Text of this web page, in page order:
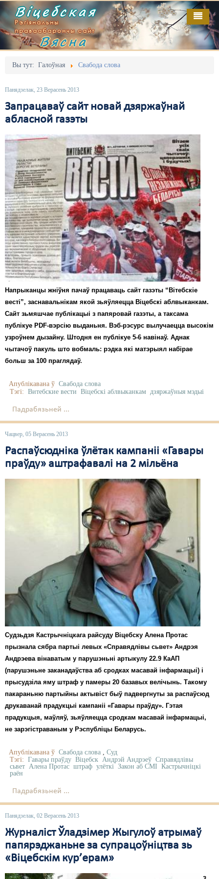
Віцебская
Рэгіянальны
праваабарончы сайт
Вясна
Вы тут: Галоўная Свабода слова
Панядзелак, 23 Верасень 2013
Запрацаваў сайт новай дзяржаўнай
абласной газэты
Напрыканцы жніўня пачаў працаваць сайт газэты “Вітебскіе
весті”, заснавальнікам якой зьяўляецца Віцебскі аблвыканкам.
Сайт зьмяшчае публікацыі з папяровай газэты, а таксама
публікуе PDF-вэрсію выданьня. Вэб-рэсурс вылучаецца высокім
узроўнем дызайну. Штодня ен публікуе 5-6 навінаў. Аднак
чытачоў пакуль што вобмаль: рэдка які матэрыял набірае
больш за 100 праглядаў.
Апублікавана ў Свабода слова
Тэгі: Витебские вести Віцебскі аблвыканкам дзяржаўныя мэдыі
Падрабязьней ...
Чацвер, 05 Верасень 2013
Распаўсюдніка ўлётак кампаніі «Гавары
праўду» аштрафавалі на 2 мільёна
Судзьдзя Кастрычніцкага райсуду Віцебску Алена Протас
прызнала сябра партыі левых «Справядлівы сьвет» Андрэя
Андрэева вінаватым у парушэньні артыкулу 22.9 КаАП
(парушэньне заканадаўства аб сродках масавай інфармацыі) і
прысудзіла яму штраф у памеры 20 базавых велічынь. Такому
пакараньню партыйны актывіст быў падвергнуты за распаўсюд
друкаванай прадукцыі кампаніі «Гавары праўду». Гэтая
прадукцыя, маўляў, зьяўляецца сродкам масавай інфармацыі,
не зарэгістраваным у Рэспубліцы Беларусь.
Апублікавана ў Свабода слова
Суд
Тэгі: Гавары праўду Віцебск Андрэй Андрэеў Справядлівы
сьвет Алена Протас штраф улёткі Закон аб СМІ Кастрычніцкі
раён
Падрабязьней ...
Панядзелак, 02 Верасень 2013
Журналіст Ўладзімер Жыгулоў атрымаў
папярэджаньне за супрацоўніцтва зь
«Віцебскім кур’ерам»
Галоўная
Адміністрацыйны перасьлед
Безбар'ернае асяродзьдзе
Выбары
Грамадзянскія ініцыятывы
Дзяржава
Дыскрымінацыя
Затрыманьні
Карная псыхіятрыя
КПЧ ААН
Культурныя правы
ЛПП
Мігранты
Палітвязьні
Праваабаронцы
Рознае
Свабода слова
Сьмяротнае пакараньне
Сацыяльныя правы
Выданьні
Кантакт
Пра нас
RSS